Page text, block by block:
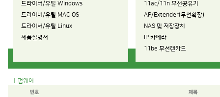
드라이버/유틸 Windows
드라이버/유틸 MAC OS
드라이버/유틸 Linux
제품설명서
11ac/11n 무선공유기
AP/Extender(무선확장)
NAS 및 저장장치
IP 카메라
11be 무선랜카드
| 펌웨어